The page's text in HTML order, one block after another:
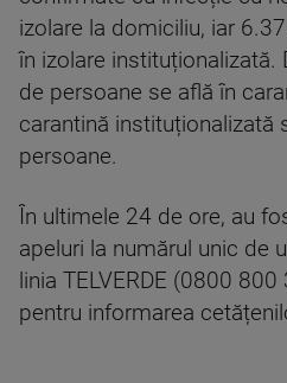
izolare la domiciliu, iar
în izolare instituționalizată.
de persoane se află în
carantină instituționalizată
persoane.
În ultimele 24 de ore, au
apeluri la numărul unic de
linia TELVERDE (0800
pentru informarea